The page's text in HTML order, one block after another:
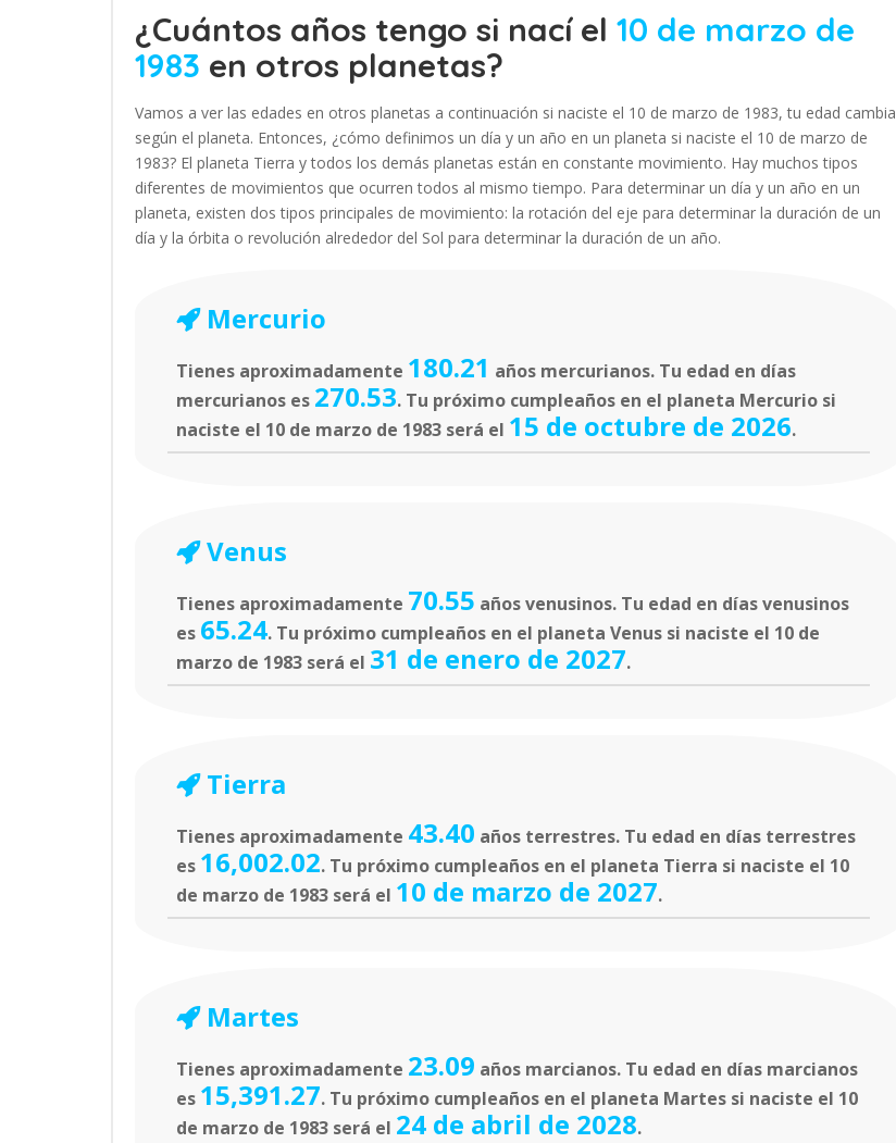
¿Cuántos años tengo si nací el 10 de marzo de
1983 en otros planetas?
Vamos a ver las edades en otros planetas a continuación si naciste el 10 de marzo de 1983, tu edad cambia
según el planeta. Entonces, ¿cómo definimos un día y un año en un planeta si naciste el 10 de marzo de
1983? El planeta Tierra y todos los demás planetas están en constante movimiento. Hay muchos tipos
diferentes de movimientos que ocurren todos al mismo tiempo. Para determinar un día y un año en un
planeta, existen dos tipos principales de movimiento: la rotación del eje para determinar la duración de un
día y la órbita o revolución alrededor del Sol para determinar la duración de un año.
Mercurio
Tienes aproximadamente 180.21 años mercurianos. Tu edad en días
mercurianos es 270.53. Tu próximo cumpleaños en el planeta Mercurio si
naciste el 10 de marzo de 1983 será el 15 de octubre de 2026.
Venus
Tienes aproximadamente 70.55 años venusinos. Tu edad en días venusinos
es 65.24. Tu próximo cumpleaños en el planeta Venus si naciste el 10 de
marzo de 1983 será el 31 de enero de 2027.
Tierra
Tienes aproximadamente 43.40 años terrestres. Tu edad en días terrestres
es 16,002.02. Tu próximo cumpleaños en el planeta Tierra si naciste el 10
de marzo de 1983 será el 10 de marzo de 2027.
Martes
Tienes aproximadamente 23.09 años marcianos. Tu edad en días marcianos
es 15,391.27. Tu próximo cumpleaños en el planeta Martes si naciste el 10
de marzo de 1983 será el 24 de abril de 2028.